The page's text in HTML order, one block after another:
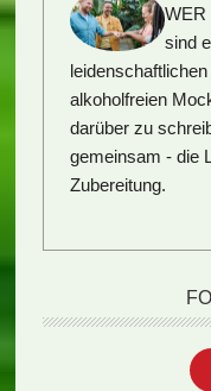
WER
sind
alkoholfreien
darüber zu
gemeinsam - die
Zubereitung.